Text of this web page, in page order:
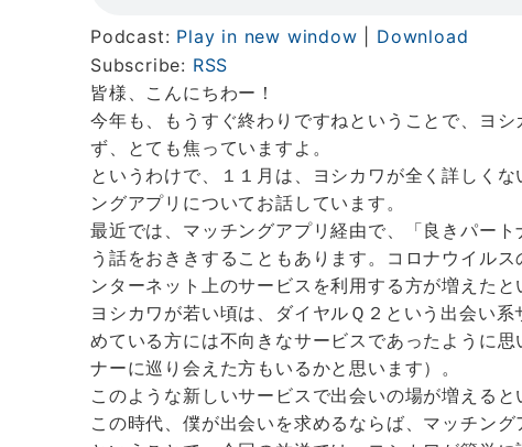
Podcast: Play in new window
Download
Subscribe: RSS
皆様、こんにちわー！
今年も、もうすぐ終わりですねということで、ヨ
ず、とても焦っていますよ。
というわけで、１１月は、ヨシカワが全く詳しく
ングアプリについてお話しています。
最近では、マッチングアプリ経由で、「良きパー
う話をおききすることもあります。コロナウイル
ンターネット上のサービスを利用する方が増えたと
ヨシカワが若い頃は、ダイヤルＱ２という出会い
めている方には不向きなサービスであったように
ナーに巡り会えた方もいるかと思います）。
このような新しいサービスで出会いの場が増える
この時代、僕が出会いを求めるならば、マッチング